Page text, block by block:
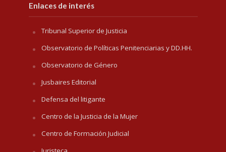
Enlaces de interés
Tribunal Superior de Justicia
Observatorio de Políticas Penitenciarias y DD.HH.
Observatorio de Género
Jusbaires Editorial
Defensa del litigante
Centro de la Justicia de la Mujer
Centro de Formación Judicial